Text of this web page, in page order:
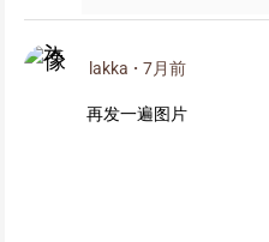
lakka · 7月前
再发一遍图片